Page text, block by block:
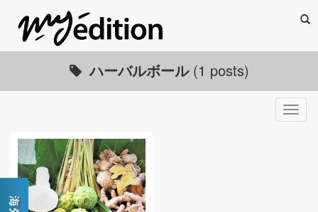
ハーバルボール (1 posts)